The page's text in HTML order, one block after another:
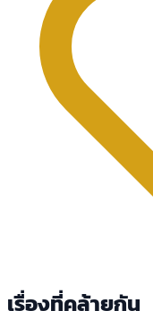
เรื่องที่คล้ายกัน